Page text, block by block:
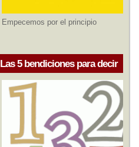
Empecemos por el principio
Las 5 bendiciones para decir